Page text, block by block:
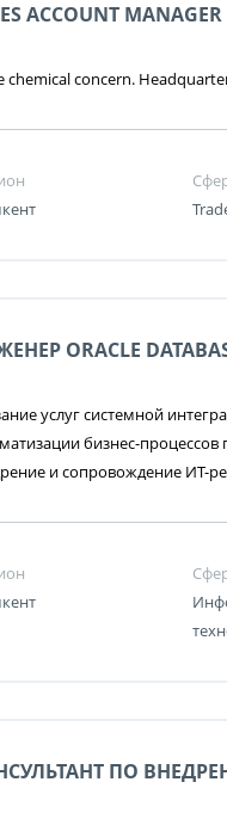
ACCOUNT MANAGER
chemical concern.
ORACLE
услуг системной
бизнес-
и сопровождение ИТ-
ПО